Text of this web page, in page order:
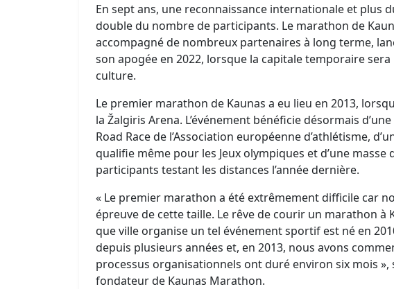
En sept ans, une reconnaissance internationale et plus
double du nombre de participants. Le marathon de
accompagné de nombreux partenaires à long terme,
son apogée en 2022, lorsque la capitale temporaire
culture.
Le premier marathon de Kaunas a eu lieu en 2013,
la Žalgiris Arena. L’événement bénéficie désormais
Road Race de l’Association européenne d’athlétisme,
qualifie même pour les Jeux olympiques et d’une masse
participants testant les distances l’année dernière.
« Le premier marathon a été extrêmement difficile car
épreuve de cette taille. Le rêve de courir un marathon à
que ville organise un tel événement sportif est né en
depuis plusieurs années et, en 2013, nous avons
processus organisationnels ont duré environ six mois »,
fondateur de Kaunas Marathon.